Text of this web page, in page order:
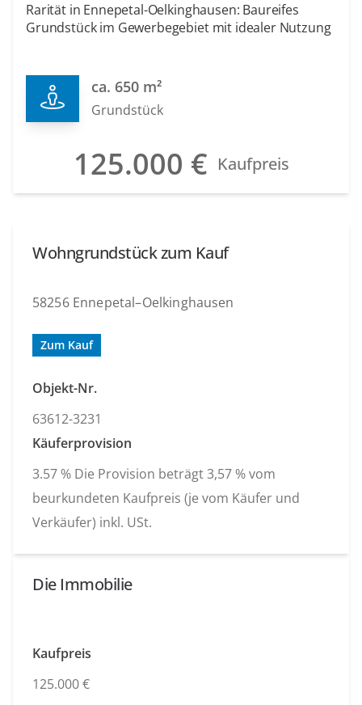
Rarität in Ennepetal-Oelkinghausen: Baureifes
Grundstück im Gewerbegebiet mit idealer Nutzung
ca. 650 m²
Grundstück
125.000 € Kaufpreis
Wohngrundstück zum Kauf
58256 Ennepetal–Oelkinghausen
Zum Kauf
Objekt-Nr.
63612-3231
Käuferprovision
3.57 % Die Provision beträgt 3,57 % vom
beurkundeten Kaufpreis (je vom Käufer und
Verkäufer) inkl. USt.
Die Immobilie
Kaufpreis
125.000 €